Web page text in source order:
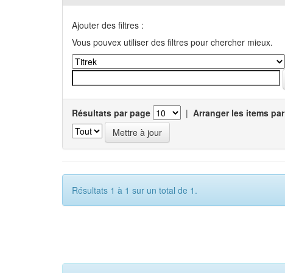
Ajouter des filtres :
Vous pouvex utiliser des filtres pour chercher mieux.
Résultats par page | Arranger les items par
Résultats 1 à 1 sur un total de 1.